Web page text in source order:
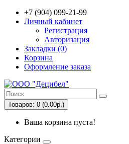
+7 (904) 099-21-99
Личный кабинет
Регистрация
Авторизация
Закладки (0)
Корзина
Оформление заказа
Товаров: 0 (0.00р.)
Ваша корзина пуста!
Категории